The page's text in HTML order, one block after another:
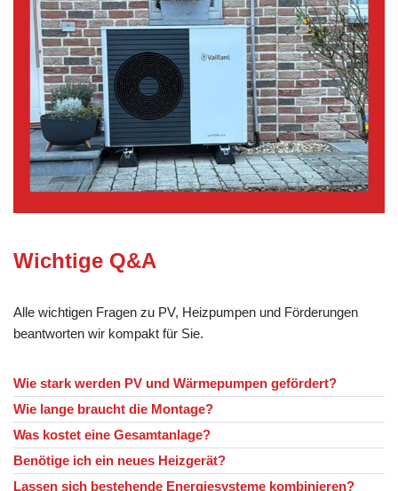
Wichtige Q&A
Alle wichtigen Fragen zu PV, Heizpumpen und Förderungen
beantworten wir kompakt für Sie.
Wie stark werden PV und Wärmepumpen gefördert?
Wie lange braucht die Montage?
Was kostet eine Gesamtanlage?
Benötige ich ein neues Heizgerät?
Lassen sich bestehende Energiesysteme kombinieren?